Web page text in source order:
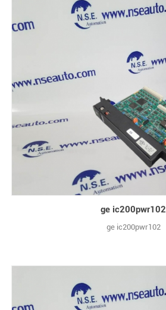
ge ic200pwr102
ge ic200pwr102